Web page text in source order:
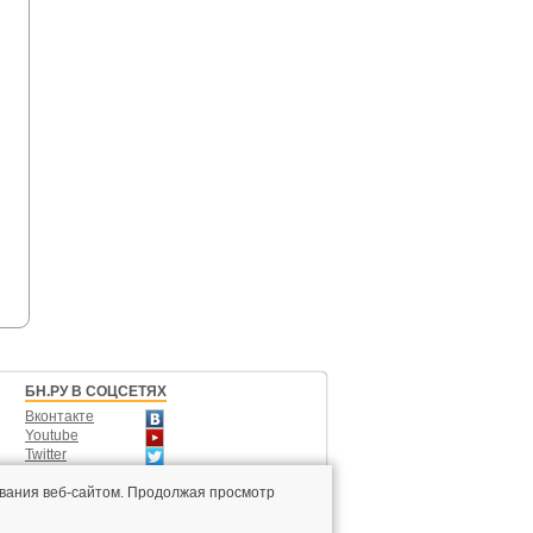
БН.РУ В СОЦСЕТЯХ
Вконтакте
Youtube
Twitter
веб-сайтом. Продолжая просмотр